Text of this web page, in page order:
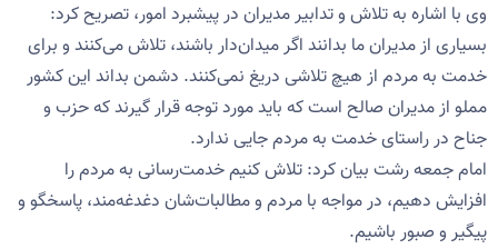
وی با اشاره به تلاش و تدابیر مدیران در پیشبرد امور، تصریح کرد:
بسیاری از مدیران ما بدانند اگر میدان‌دار باشند، تلاش می‌کنند و برای
خدمت به مردم از هیچ تلاشی دریغ نمی‌کنند. دشمن بداند این کشور
مملو از مدیران صالح است که باید مورد توجه قرار گیرند‌ که حزب و
جناح در راستای خدمت به مردم جایی ندارد.
امام جمعه رشت بیان کرد: تلاش کنیم خدمت‌رسانی به مردم را
افزایش دهیم، در مواجه با مردم و مطالبات‌شان دغدغه‌مند، پاسخگو و
پیگیر و صبور باشیم.